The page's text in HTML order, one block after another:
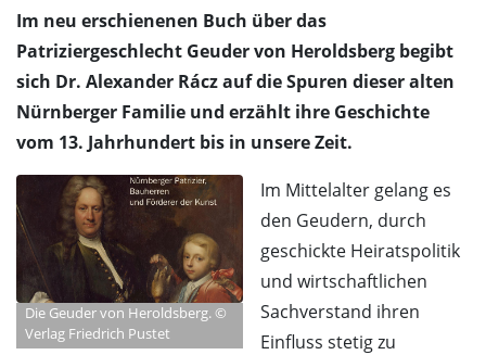
Im neu erschienenen Buch über das
Patriziergeschlecht Geuder von Heroldsberg begibt
sich Dr. Alexander Rácz auf die Spuren dieser alten
Nürnberger Familie und erzählt ihre Geschichte
vom 13. Jahrhundert bis in unsere Zeit.
Die Geuder von Heroldsberg. ©
Verlag Friedrich Pustet
Im Mittelalter gelang es
den Geudern, durch
geschickte Heiratspolitik
und wirtschaftlichen
Sachverstand ihren
Einfluss stetig zu